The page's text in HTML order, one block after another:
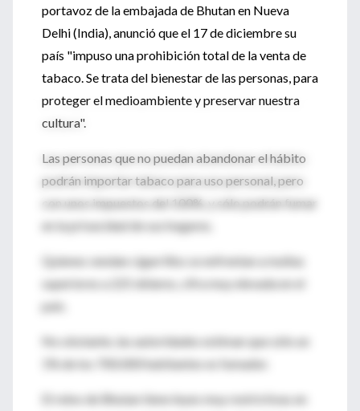
portavoz de la embajada de Bhutan en Nueva
Delhi (India), anunció que el 17 de diciembre su
país "impuso una prohibición total de la venta de
tabaco. Se trata del bienestar de las personas, para
proteger el medioambiente y preservar nuestra
cultura".
Las personas que no puedan abandonar el hábito
podrán importar tabaco para uso personal, pero
con unos impuestos del 100%, y sólo podrán fumar
en la privacidad de sus hogares.
Quienes vendan cigarrillos se enfrentan a multas
superiores a 225 dólares, cifra muy elevada en el
país.
No obstante, las autoridades estiman que sólo un
1% de los 700.000 habitantes es fumador.
El reino de Bhutan tiene leyes muy restrictivas en